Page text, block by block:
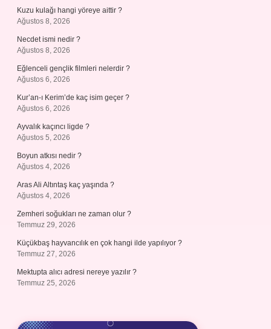
Kuzu kulağı hangi yöreye aittir ?
Ağustos 8, 2026
Necdet ismi nedir ?
Ağustos 8, 2026
Eğlenceli gençlik filmleri nelerdir ?
Ağustos 6, 2026
Kur’an-ı Kerim’de kaç isim geçer ?
Ağustos 6, 2026
Ayvalık kaçıncı ligde ?
Ağustos 5, 2026
Boyun atkısı nedir ?
Ağustos 4, 2026
Aras Ali Altıntaş kaç yaşında ?
Ağustos 4, 2026
Zemheri soğukları ne zaman olur ?
Temmuz 29, 2026
Küçükbaş hayvancılık en çok hangi ilde yapılıyor ?
Temmuz 27, 2026
Mektupta alıcı adresi nereye yazılır ?
Temmuz 25, 2026